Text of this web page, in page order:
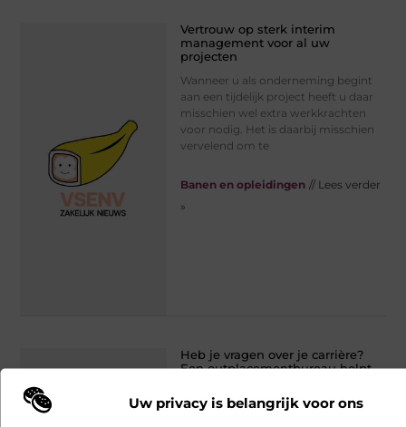
Uw privacy is belangrijk voor ons
Vertrouw op sterk interim
management voor al uw
projecten
Wanneer u als onderneming begint
aan een tijdelijk project heeft u daar
misschien wel extra werkkrachten
voor nodig. Het is daarbij misschien
vervelend om te
Banen en opleidingen // Lees verder
»
Heb je vragen over je carrière?
Een outplacementbureau helpt
In een periode van onzekerheid kan